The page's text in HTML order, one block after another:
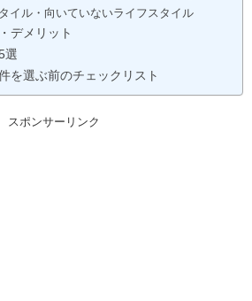
イル・向いていないライフスタイル
デメリット
選
を選ぶ前のチェックリスト
スポンサーリンク